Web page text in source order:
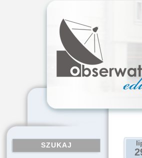
SZUKAJ